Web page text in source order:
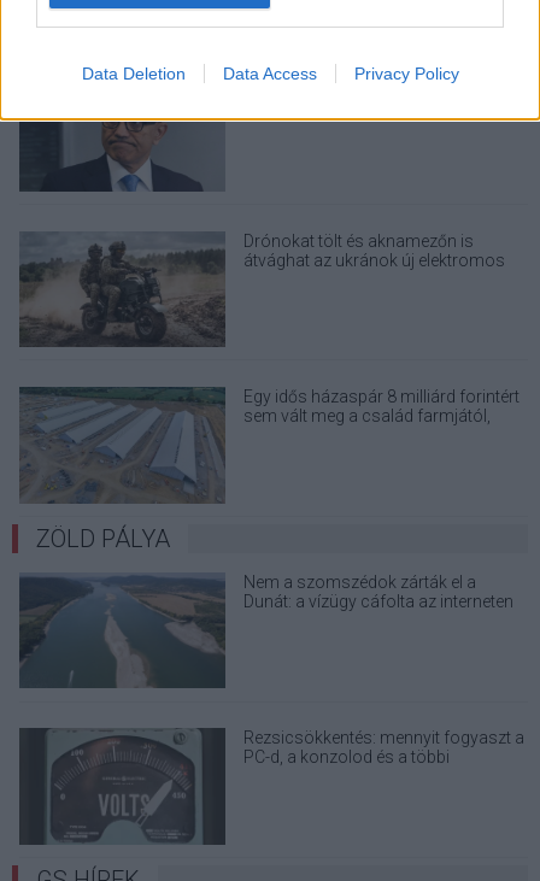
Data Deletion Data Access Privacy Policy
A Microsoft szép csendben eltüntette
útmutatóját
Drónokat tölt és aknamezőn is
átvághat az ukránok új elektromos
Egy idős házaspár 8 milliárd forintért
sem vált meg a család farmjától,
ZÖLD PÁLYA
Nem a szomszédok zárták el a
Dunát: a vízügy cáfolta az interneten
Rezsicsökkentés: mennyit fogyaszt a
PC-d, a konzolod és a többi